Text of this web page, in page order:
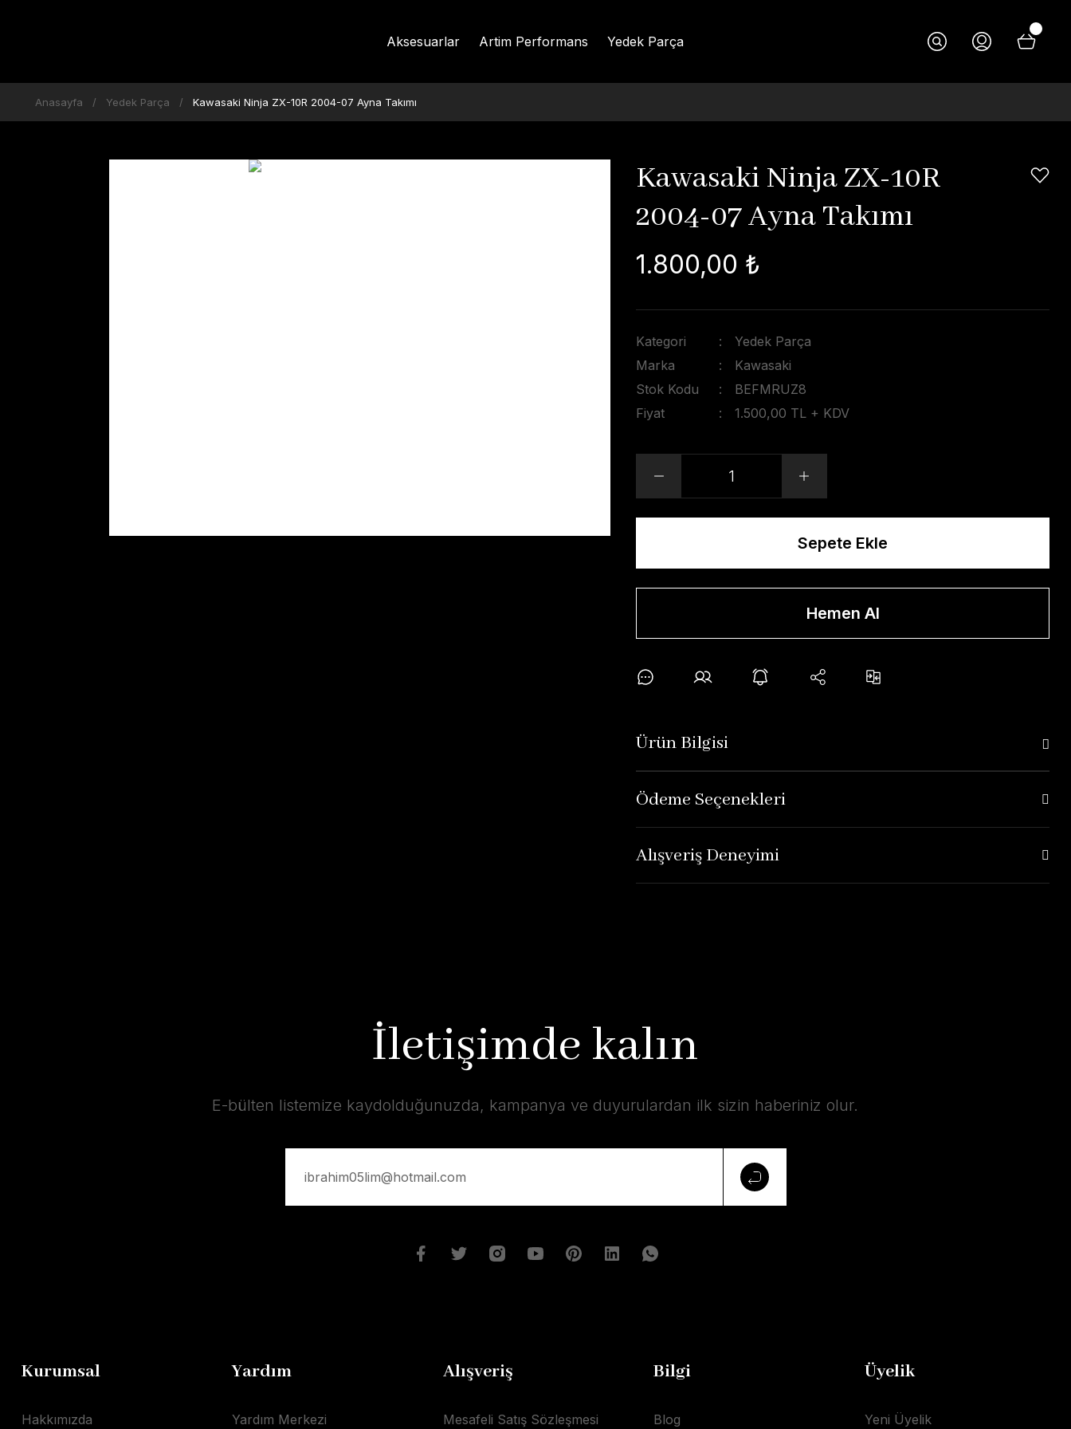
Aksesuarlar Artim Performans Yedek Parça
Anasayfa Yedek Parça Kawasaki Ninja ZX-10R 2004-07 Ayna Takımı
Kawasaki Ninja ZX-10R
2004-07 Ayna Takımı
1.800,00 ₺
Kategori
Yedek Parça
Marka
Kawasaki
Stok Kodu
BEFMRUZ8
Fiyat
1.500,00 TL + KDV
Sepete Ekle
Hemen Al
Ürün Bilgisi
Ödeme Seçenekleri
Alışveriş Deneyimi
İletişimde kalın
E-bülten listemize kaydolduğunuzda, kampanya ve duyurulardan ilk sizin haberiniz olur.
Kurumsal
Hakkımızda
Yardım
Yardım Merkezi
Alışveriş
Mesafeli Satış Sözleşmesi
Bilgi
Blog
Üyelik
Yeni Üyelik